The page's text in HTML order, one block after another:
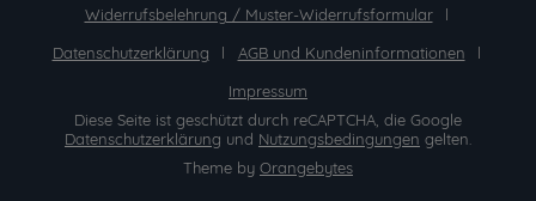
Widerrufsbelehrung / Muster-Widerrufsformular
Datenschutzerklärung
AGB und Kundeninformationen
Impressum
Diese Seite ist geschützt durch reCAPTCHA, die Google
Datenschutzerklärung und Nutzungsbedingungen gelten.
Theme by Orangebytes